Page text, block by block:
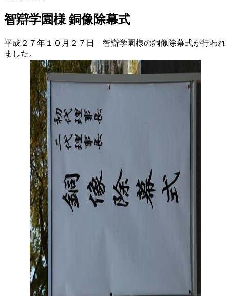
智辯学園様 銅像除幕式
平成２７年１０月２７日 智辯学園様の銅像除幕式が行われ
ました。